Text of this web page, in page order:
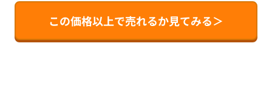
この価格以上で売れるか見てみる＞